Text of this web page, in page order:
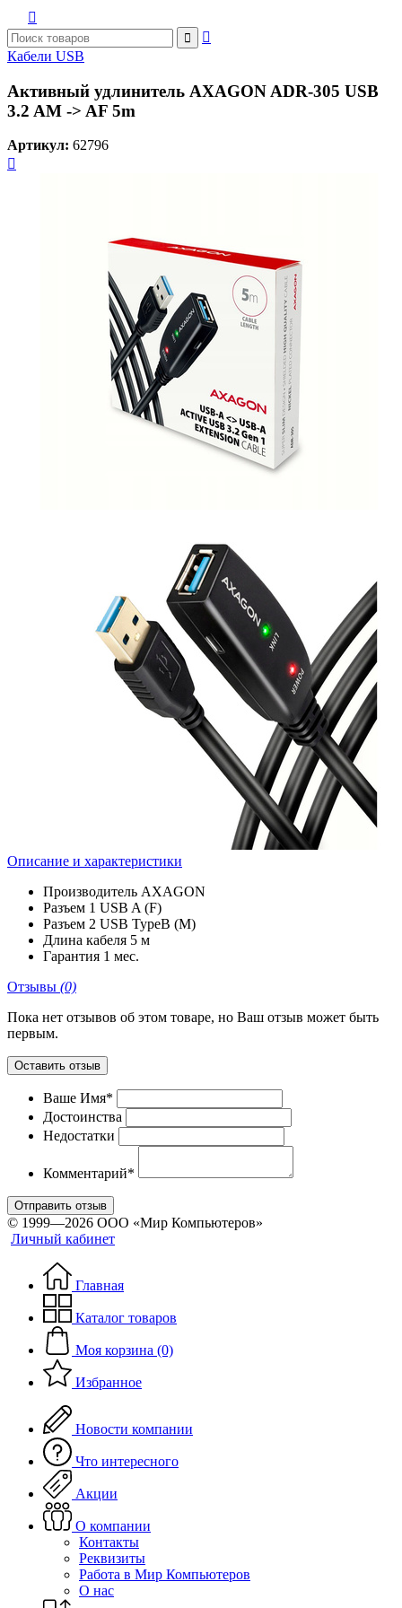



Кабели USB
Активный удлинитель AXAGON ADR-305 USB
3.2 AM -> AF 5m
Артикул: 62796

Описание и характеристики
Производитель AXAGON
Разъем 1 USB A (F)
Разъем 2 USB TypeB (M)
Длина кабеля 5 м
Гарантия 1 мес.
Отзывы (0)
Пока нет отзывов об этом товаре, но Ваш отзыв может быть
первым.
Оставить отзыв
Ваше Имя*
Достоинства
Недостатки
Комментарий*
Отправить отзыв
© 1999—2026 ООО «Мир Компьютеров»
Личный кабинет
Главная
Каталог товаров
Моя корзина (0)
Избранное
Новости компании
Что интересного
Акции
О компании
Контакты
Реквизиты
Работа в Мир Компьютеров
О нас